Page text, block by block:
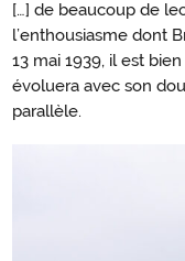
[…] de beaucoup de
l’enthousiasme dont
13 mai 1939, il est
évoluera avec son
parallèle.